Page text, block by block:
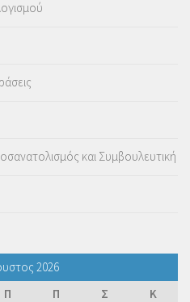
και Συμβουλευτική
2026
Π Π Σ Κ